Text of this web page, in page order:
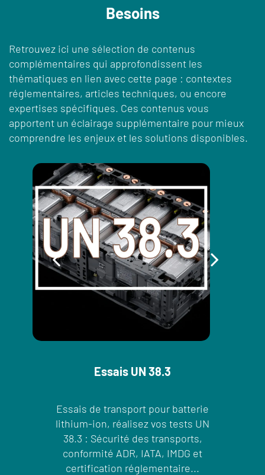
Besoins
Retrouvez ici une sélection de contenus
complémentaires qui approfondissent les
thématiques en lien avec cette page : contextes
réglementaires, articles techniques, ou encore
expertises spécifiques. Ces contenus vous
apportent un éclairage supplémentaire pour mieux
comprendre les enjeux et les solutions disponibles.
Essais UN 38.3
Essais de transport pour batterie
lithium-ion, réalisez vos tests UN
38.3 : Sécurité des transports,
conformité ADR, IATA, IMDG et
certification réglementaire...